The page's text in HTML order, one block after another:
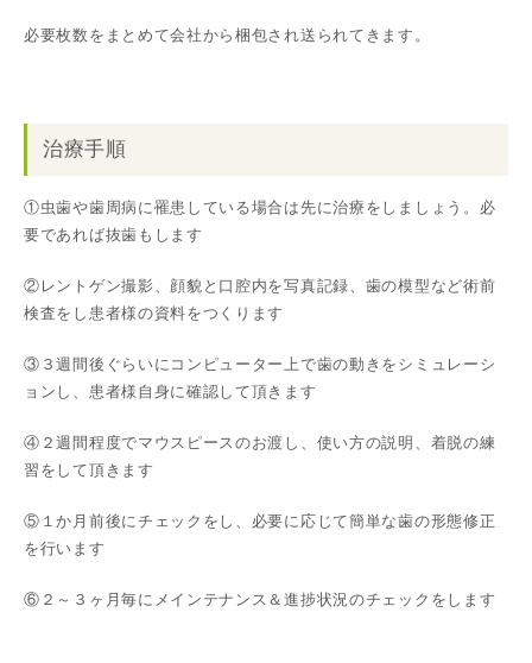
必要枚数をまとめて会社から梱包され送られてきます。
治療手順
①虫歯や歯周病に罹患している場合は先に治療をしましょう。必
要であれば抜歯もします
②レントゲン撮影、顔貌と口腔内を写真記録、歯の模型など術前
検査をし患者様の資料をつくります
③３週間後ぐらいにコンピューター上で歯の動きをシミュレーシ
ョンし、患者様自身に確認して頂きます
④２週間程度でマウスピースのお渡し、使い方の説明、着脱の練
習をして頂きます
⑤１か月前後にチェックをし、必要に応じて簡単な歯の形態修正
を行います
⑥２～３ヶ月毎にメインテナンス＆進捗状況のチェックをします